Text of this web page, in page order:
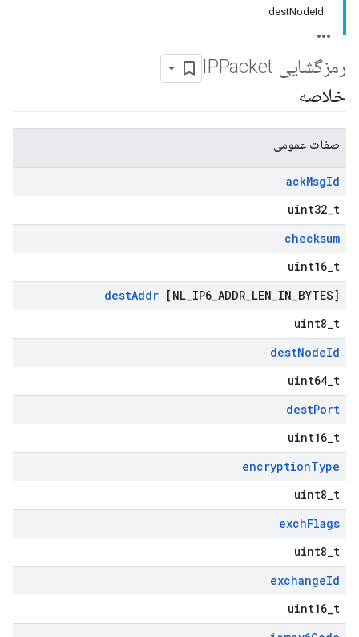
destNodeId
رمزگشایی IPPacket
خلاصه
صفات عمومی
ackMsgId
uint32_t
checksum
uint16_t
destAddr [NL IP6 ADDR LEN IN BYTES]
uint8_t
destNodeId
uint64_t
destPort
uint16_t
encryptionType
uint8_t
exchFlags
uint8_t
exchangeId
uint16_t